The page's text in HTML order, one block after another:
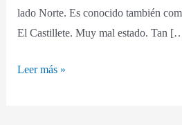
lado Norte. Es conocido también
El Castillete. Muy mal estado. Tan
Leer más »